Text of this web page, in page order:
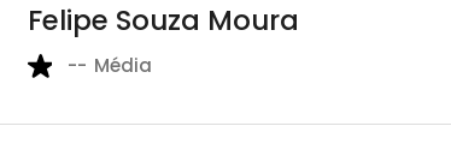
Felipe Souza Moura
-- Média